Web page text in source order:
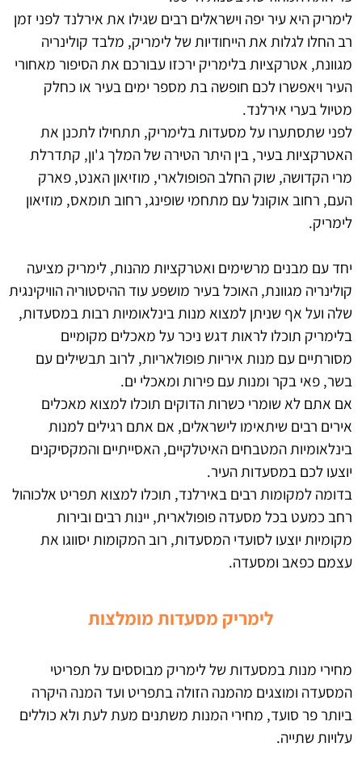
לימריק היא עיר יפה וישראלים רבים שגילו את אירלנד לפני זמן
רב החלו לגלות את הייחודיות של לימריק, מלבד קולינריה
מגוונת, אטרקציות בלימריק ירכזו עבורכם את הסיפור מאחורי
העיר ויאפשרו לכם חופשה בת מספר ימים בעיר או כחלק
מטיול בערי אירלנד.
לפני שתסתערו על מסעדות בלימריק, תתחילו לתכנן את
האטרקציות בעיר, בין היתר הטירה של המלך ג'ון, קתדרלת
מרי הקדושה, שוק החלב הפופולארי, מוזיאון האנט, פארק
העם, רחוב אוקונל עם מתחמי שופינג, רחוב תומאס, מוזיאון
לימריק.
יחד עם מבנים מרשימים ואטרקציות מהנות, לימריק מציעה
קולינריה מגוונת, האוכל בעיר מושפע עוד ההיסטוריה הוויקינגית
שלה ועל אף שניתן למצוא מנות בינלאומיות רבות במסעדות,
בלימריק תוכלו לראות דגש ניכר על מאכלים מקומיים
מסורתיים עם מנות איריות פופולאריות, לרוב תבשילים עם
בשר, פאי בקר ומנות עם פירות ומאכלי ים.
אם אתם לא שומרי כשרות הדוקים תוכלו למצוא מאכלים
אירים רבים שיתאימו לישראלים, אם אתם רגילים למנות
בינלאומיות המטבחים האיטלקיים, האסייתיים והמקסיקנים
יוצעו לכם במסעדות העיר.
בדומה למקומות רבים באירלנד, תוכלו למצוא תפריט אלכוהול
רחב כמעט בכל מסעדה פופולארית, יינות רבים ובירות
מקומיות יוצעו לסועדי המסעדות, רוב המקומות יסווגו את
עצמם כפאב ומסעדה.
לימריק מסעדות מומלצות
מחירי מנות במסעדות של לימריק מבוססים על תפריטי
המסעדה ומוצגים מהמנה הזולה בתפריט ועד המנה היקרה
ביותר פר סועד, מחירי המנות משתנים מעת לעת ולא כוללים
עלויות שתייה.